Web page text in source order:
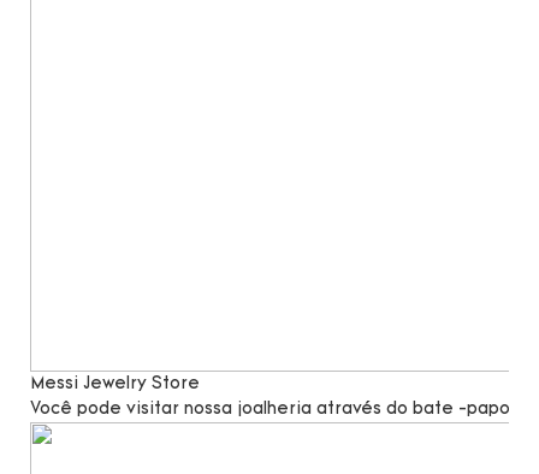
Messi Jewelry Store
Você pode visitar nossa joalheria através do bate -papo